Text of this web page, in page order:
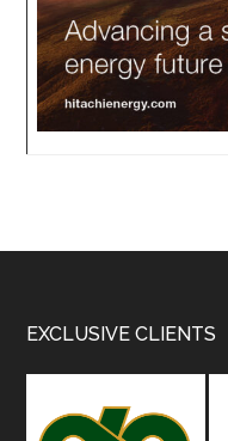
Footer
EXCLUSIVE CLIENTS